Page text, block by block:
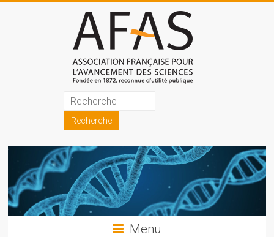
Association
française
pour
l'avancement
des
sciences
Menu